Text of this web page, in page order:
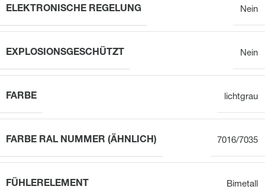
ELEKTRONISCHE REGELUNG Nein
EXPLOSIONSGESCHÜTZT Nein
FARBE lichtgrau
FARBE RAL NUMMER (ÄHNLICH) 7016/7035
FÜHLERELEMENT Bimetall